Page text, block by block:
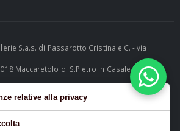
S.a.s. di Passarotto Cristina e C. - via
Maccaretolo di S.Pietro in Casale (BO) -
| tel. +39 051 811732 | e-mail:
Powered by Cosmobile Srl
relative alla privacy